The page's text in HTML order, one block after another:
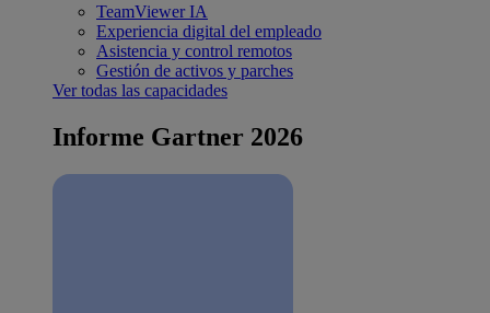
TeamViewer IA
Experiencia digital del empleado
Asistencia y control remotos
Gestión de activos y parches
Ver todas las capacidades
Informe Gartner 2026